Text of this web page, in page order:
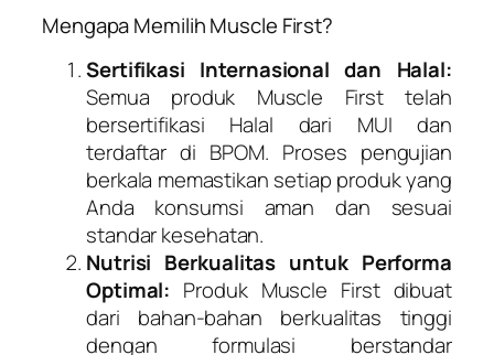
Mengapa Memilih Muscle First?
Sertifikasi Internasional dan Halal:
Semua produk Muscle First telah
bersertifikasi Halal dari MUI dan
terdaftar di BPOM. Proses pengujian
berkala memastikan setiap produk yang
Anda konsumsi aman dan sesuai
standar kesehatan.
Nutrisi Berkualitas untuk Performa
Optimal: Produk Muscle First dibuat
dari bahan-bahan berkualitas tinggi
dengan formulasi berstandar